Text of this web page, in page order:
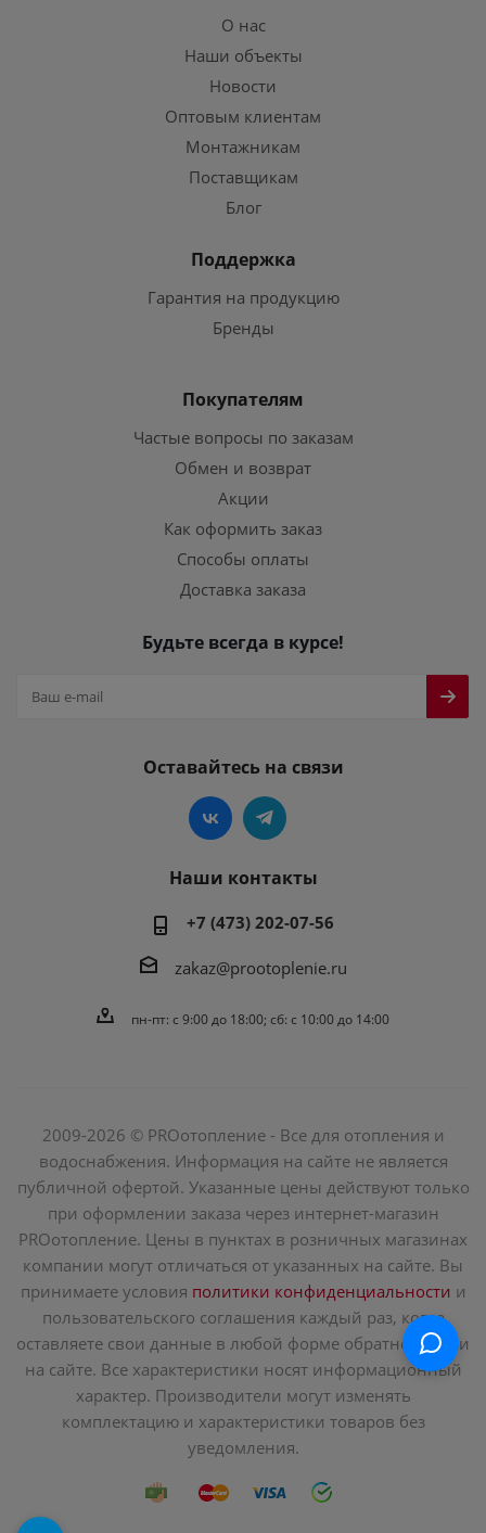
О нас
Наши объекты
Новости
Оптовым клиентам
Монтажникам
Поставщикам
Блог
Поддержка
Гарантия на продукцию
Бренды
Покупателям
Частые вопросы по заказам
Обмен и возврат
Акции
Как оформить заказ
Способы оплаты
Доставка заказа
Будьте всегда в курсе!
Оставайтесь на связи
Наши контакты
+7 (473) 202-07-56
zakaz@prootoplenie.ru
пн-пт: c 9:00 до 18:00; сб: с 10:00 до 14:00
2009-2026 © PROотопление - Все для отопления и
водоснабжения. Информация на сайте не является
публичной офертой. Указанные цены действуют только
при оформлении заказа через интернет-магазин
PROотопление. Цены в пунктах в розничных магазинах
компании могут отличаться от указанных на сайте. Вы
принимаете условия политики конфиденциальности и
пользовательского соглашения каждый раз, когда
оставляете свои данные в любой форме обратной связи
на сайте. Все характеристики носят информационный
характер. Производители могут изменять
комплектацию и характеристики товаров без
уведомления.